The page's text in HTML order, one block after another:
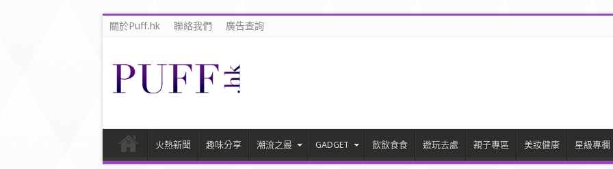
關於Puff.hk 聯絡我們 廣告查詢
火熱新聞 趣味分享 潮流之最 GADGET 飲飲食食 遊玩去處 親子專區 美妝健康 星級專欄